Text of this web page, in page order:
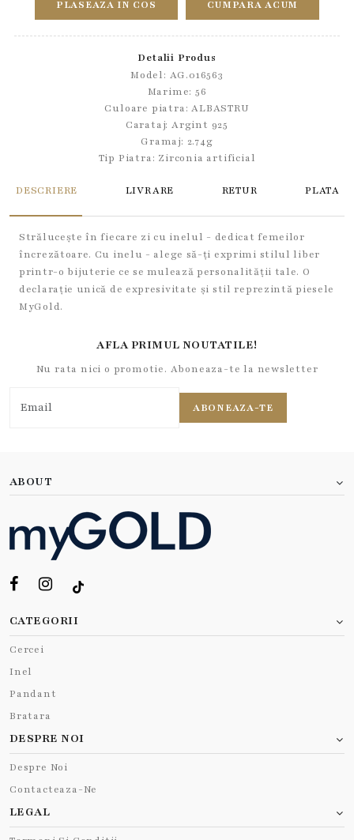
PLASEAZA IN COS CUMPARA ACUM
Detalii Produs
Model: AG.016563
Marime: 56
Culoare piatra: ALBASTRU
Carataj: Argint 925
Gramaj: 2.74g
Tip Piatra: Zirconia artificial
DESCRIERE LIVRARE RETUR PLATA
Strălucește în fiecare zi cu inelul - dedicat femeilor
încrezătoare. Cu inelu - alege să-ți exprimi stilul liber
printr-o bijuterie ce se mulează personalității tale. O
declarație unică de expresivitate și stil reprezintă piesele
MyGold.
AFLA PRIMUL NOUTATILE!
Nu rata nici o promotie. Aboneaza-te la newsletter
ABONEAZA-TE
ABOUT
CATEGORII
Cercei
Inel
Pandant
Bratara
DESPRE NOI
Despre Noi
Contacteaza-Ne
LEGAL